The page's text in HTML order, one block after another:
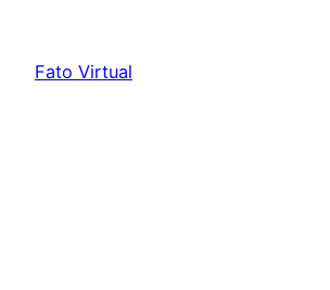
content
Fato Virtual